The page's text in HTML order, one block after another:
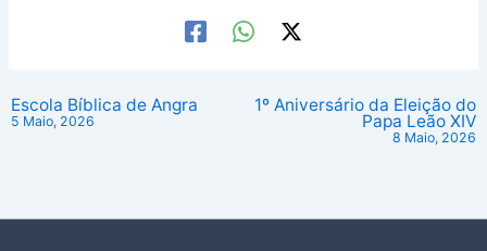
Escola Bíblica de Angra
5 Maio, 2026
1º Aniversário da Eleição do
Papa Leão XIV
8 Maio, 2026